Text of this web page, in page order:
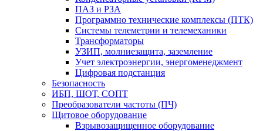
ПАЗ и РЗА
Программно технические комплексы (ПТК)
Системы телеметрии и телемеханики
Трансформаторы
УЗИП, молниезащита, заземление
Учет электроэнергии, энергоменеджмент
Цифровая подстанция
Безопасность
ИБП, ШОТ, СОПТ
Преобразователи частоты (ПЧ)
Щитовое оборудование
Взрывозащищенное оборудование